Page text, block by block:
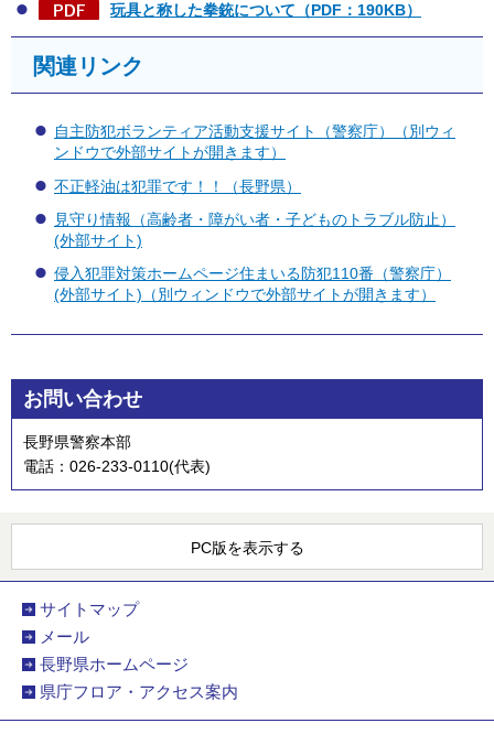
玩具と称した拳銃について（PDF：190KB）
関連リンク
自主防犯ボランティア活動支援サイト（警察庁）（別ウィ
ンドウで外部サイトが開きます）
不正軽油は犯罪です！！（長野県）
見守り情報（高齢者・障がい者・子どものトラブル防止）
(外部サイト)
侵入犯罪対策ホームページ住まいる防犯110番（警察庁）
(外部サイト)（別ウィンドウで外部サイトが開きます）
お問い合わせ
長野県警察本部
電話：026-233-0110(代表)
PC版を表示する
サイトマップ
メール
長野県ホームページ
県庁フロア・アクセス案内